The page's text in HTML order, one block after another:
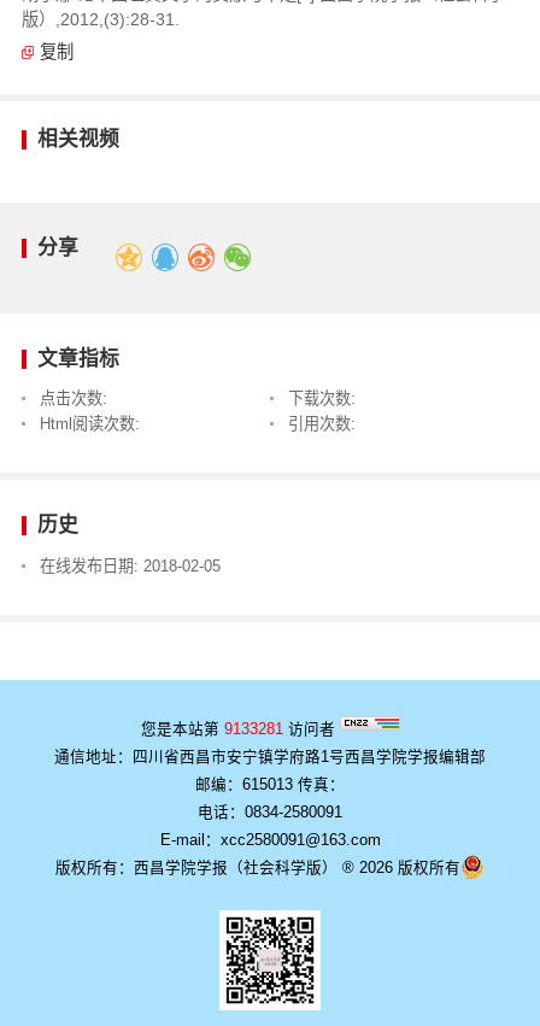
版）,2012,(3):28-31.
复制
相关视频
分享
文章指标
点击次数:
下载次数:
Html阅读次数:
引用次数:
历史
在线发布日期: 2018-02-05
您是本站第 9133281 访问者
通信地址：四川省西昌市安宁镇学府路1号西昌学院学报编辑部
邮编：615013 传真：
电话：0834-2580091
E-mail：xcc2580091@163.com
版权所有：西昌学院学报（社会科学版） ® 2026 版权所有